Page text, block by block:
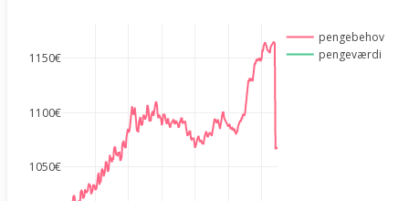
1050€
1100€
1150€
pengebehov
pengeværdi